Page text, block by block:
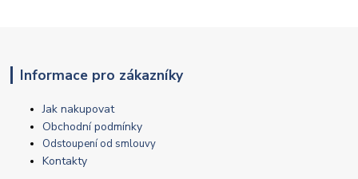
Informace pro zákazníky
Jak nakupovat
Obchodní podmínky
Odstoupení od smlouvy
Kontakty